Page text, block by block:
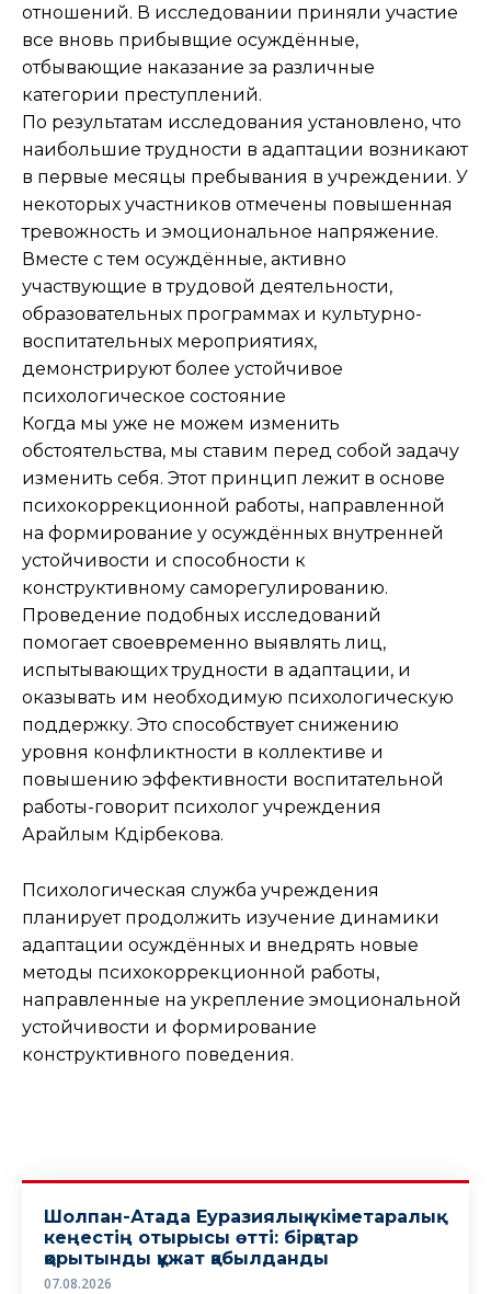
отношений. В исследовании приняли участие
все вновь прибывщие осуждённые,
отбывающие наказание за различные
категории преступлений.
По результатам исследования установлено, что
наибольшие трудности в адаптации возникают
в первые месяцы пребывания в учреждении. У
некоторых участников отмечены повышенная
тревожность и эмоциональное напряжение.
Вместе с тем осуждённые, активно
участвующие в трудовой деятельности,
образовательных программах и культурно-
воспитательных мероприятиях,
демонстрируют более устойчивое
психологическое состояние
Когда мы уже не можем изменить
обстоятельства, мы ставим перед собой задачу
изменить себя. Этот принцип лежит в основе
психокоррекционной работы, направленной
на формирование у осуждённых внутренней
устойчивости и способности к
конструктивному саморегулированию.
Проведение подобных исследований
помогает своевременно выявлять лиц,
испытывающих трудности в адаптации, и
оказывать им необходимую психологическую
поддержку. Это способствует снижению
уровня конфликтности в коллективе и
повышению эффективности воспитательной
работы-говорит психолог учреждения
Арайлым Кәдірбекова.
Психологическая служба учреждения
планирует продолжить изучение динамики
адаптации осуждённых и внедрять новые
методы психокоррекционной работы,
направленные на укрепление эмоциональной
устойчивости и формирование
конструктивного поведения.
Шолпан-Атада Еуразиялық үкіметаралық
кеңестің отырысы өтті: бірқатар
қорытынды құжат қабылданды
07.08.2026